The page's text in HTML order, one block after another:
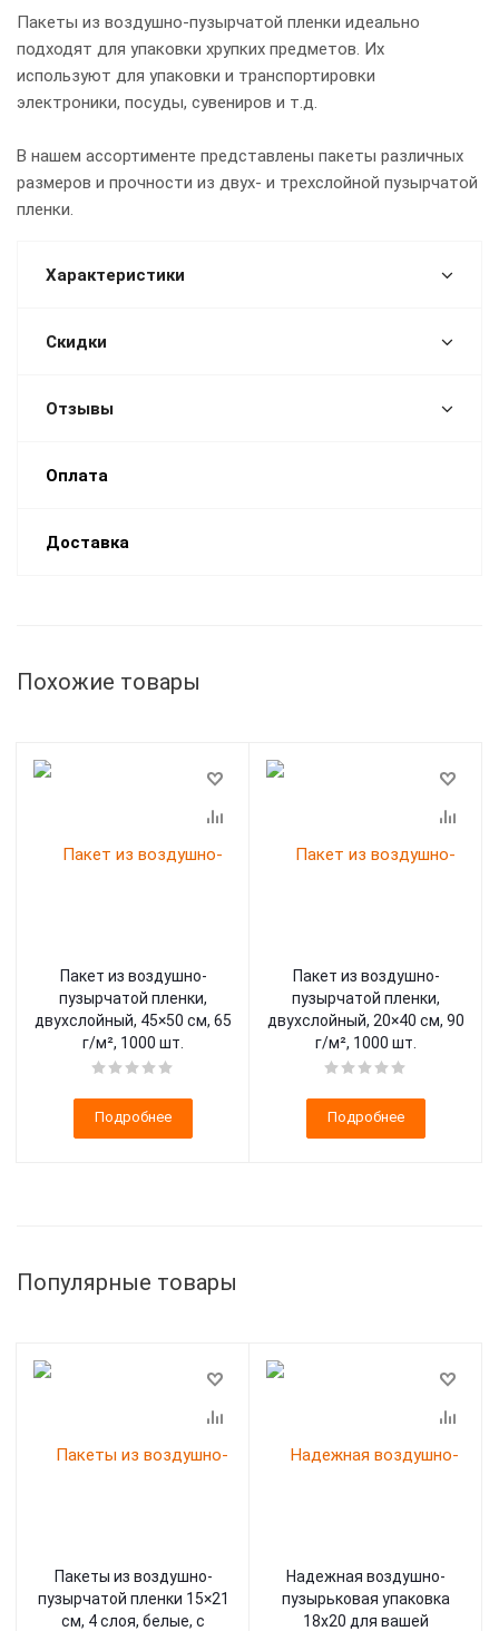
Пакеты из воздушно-пузырчатой пленки идеально
подходят для упаковки хрупких предметов. Их
используют для упаковки и транспортировки
электроники, посуды, сувениров и т.д.
В нашем ассортименте представлены пакеты различных
размеров и прочности из двух- и трехслойной пузырчатой
пленки.
Характеристики
Скидки
Отзывы
Оплата
Доставка
Похожие товары
Пакет из воздушно-
пузырчатой пленки,
двухслойный, 45×50 см, 65
г/м², 1000 шт.
Подробнее
Пакет из воздушно-
пузырчатой пленки,
двухслойный, 20×40 см, 90
г/м², 1000 шт.
Подробнее
Популярные товары
Пакеты из воздушно-
пузырчатой пленки 15×21
см, 4 слоя, белые, с
Надежная воздушно-
пузырьковая упаковка
18х20 для вашей